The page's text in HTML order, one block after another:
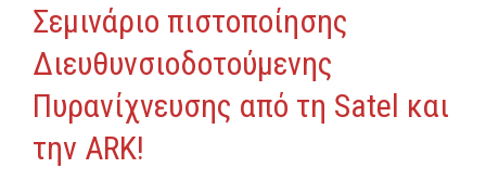
Σεμινάριο πιστοποίησης
Διευθυνσιοδοτούμενης
Πυρανίχνευσης από τη Satel και
την ARK!